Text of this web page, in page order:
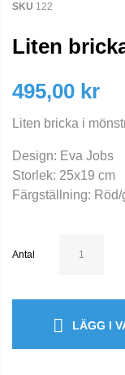
SKU 122
Liten
495,00 kr
Liten bricka i
Design: Eva Jobs
Storlek: 25x19 cm
Färgställning: Röd/
Antal
LÄGG I